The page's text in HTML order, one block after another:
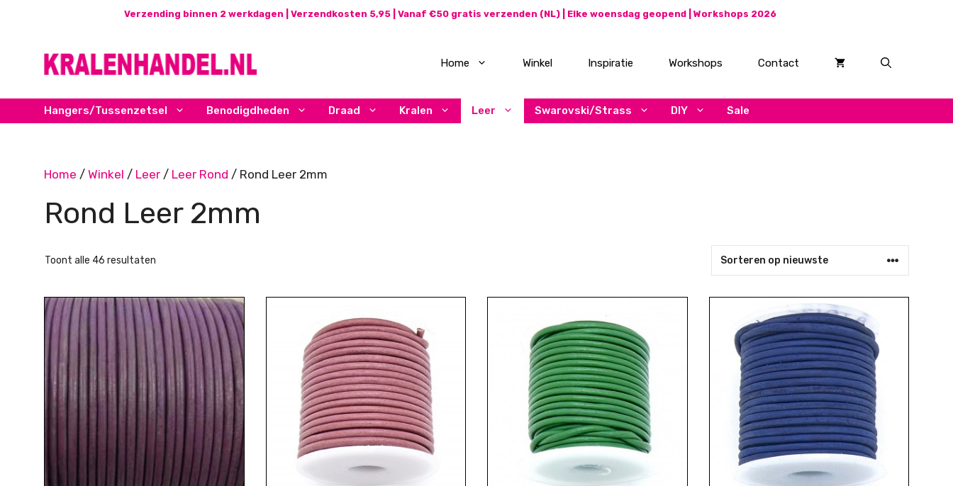
Verzending binnen 2 werkdagen | Verzendkosten 5,95 | Vanaf €50 gratis verzenden (NL) | Elke woensdag geopend | Workshops 2026
Home Winkel Inspiratie Workshops Contact
Hangers/Tussenzetsel Benodigdheden Draad Kralen Leer Swarovski/Strass DIY Sale
Home / Winkel / Leer / Leer Rond / Rond Leer 2mm
Rond Leer 2mm
Toont alle 46 resultaten